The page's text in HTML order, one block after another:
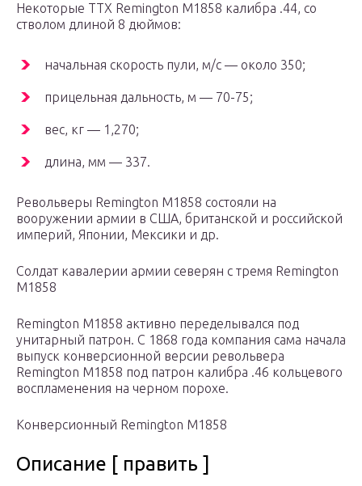
Некоторые ТТХ Remington M1858 калибра .44, со
стволом длиной 8 дюймов:
начальная скорость пули, м/с — около 350;
прицельная дальность, м — 70-75;
вес, кг — 1,270;
длина, мм — 337.
Револьверы Remington M1858 состояли на
вооружении армии в США, британской и российской
империй, Японии, Мексики и др.
Солдат кавалерии армии северян с тремя Remington
M1858
Remington M1858 активно переделывался под
унитарный патрон. С 1868 года компания сама начала
выпуск конверсионной версии револьвера
Remington M1858 под патрон калибра .46 кольцевого
воспламенения на черном порохе.
Конверсионный Remington M1858
Описание [ править ]